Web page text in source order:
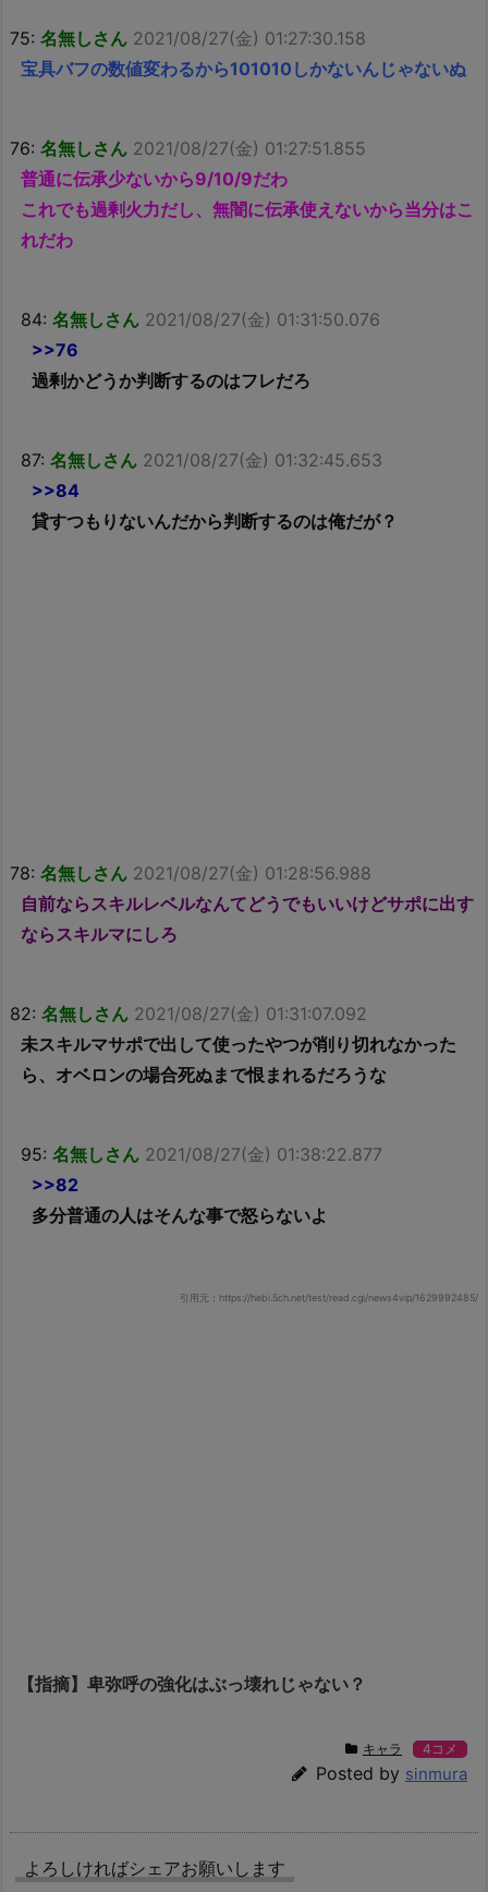
75: 名無しさん 2021/08/27(金) 01:27:30.158
宝具バフの数値変わるから101010しかないんじゃないぬ
76: 名無しさん 2021/08/27(金) 01:27:51.855
普通に伝承少ないから9/10/9だわ
これでも過剰火力だし、無闇に伝承使えないから当分はこ
れだわ
84: 名無しさん 2021/08/27(金) 01:31:50.076
>>76
過剰かどうか判断するのはフレだろ
87: 名無しさん 2021/08/27(金) 01:32:45.653
>>84
貸すつもりないんだから判断するのは俺だが？
78: 名無しさん 2021/08/27(金) 01:28:56.988
自前ならスキルレベルなんてどうでもいいけどサポに出す
ならスキルマにしろ
82: 名無しさん 2021/08/27(金) 01:31:07.092
未スキルマサポで出して使ったやつが削り切れなかった
ら、オベロンの場合死ぬまで恨まれるだろうな
95: 名無しさん 2021/08/27(金) 01:38:22.877
>>82
多分普通の人はそんな事で怒らないよ
引用元：https://hebi.5ch.net/test/read.cgi/news4vip/1629992485/
【指摘】卑弥呼の強化はぶっ壊れじゃない？
キャラ 4コメ
Posted by sinmura
よろしければシェアお願いします